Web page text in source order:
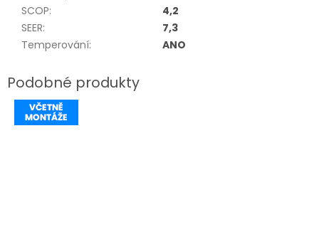
SCOP:
4,2
SEER:
7,3
Temperování: ANO